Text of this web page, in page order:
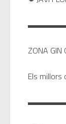
ZONA GIN
Els millors